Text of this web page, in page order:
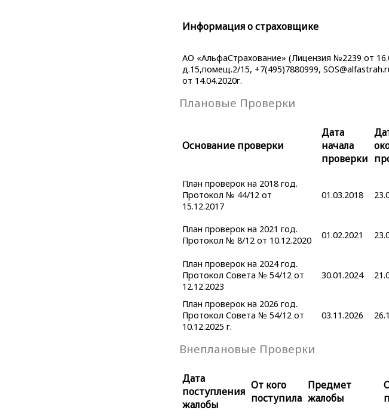
Информация о страховщике
АО «АльфаСтрахование» (Лицензия №2239 от
д.15,помещ.2/15, +7(495)7880999,
от 14.04.2020г.
Плановые Проверки
Основание проверки
Дата
начала
проверки
План проверок на 2018 год.
Протокол № 44/12 от
15.12.2017
01.03.2018
План проверок на 2021 год.
Протокол № 8/12 от 10.12.2020
01.02.2021
План проверок на 2024 год.
Протокол Совета № 54/12 от
12.12.2023
30.01.2024
План проверок на 2026 год.
Протокол Совета № 54/12 от
10.12.2025 г.
03.11.2026
Внеплановые Проверки
Дата
поступления
жалобы
От кого
поступила
Предмет
жалобы